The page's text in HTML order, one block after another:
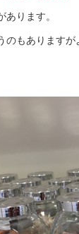
ります。
のもありますが